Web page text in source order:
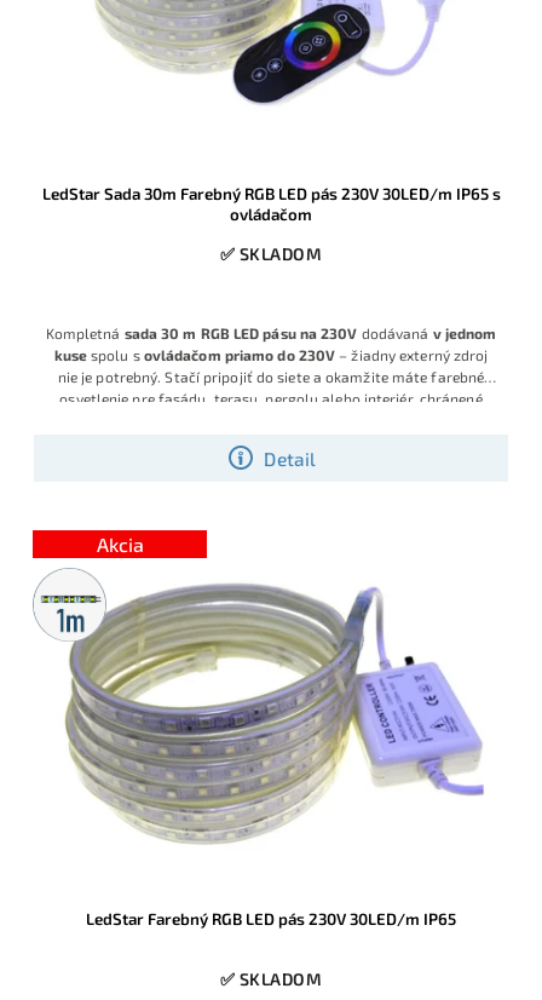
LedStar Sada 30m Farebný RGB LED pás 230V 30LED/m IP65 s
ovládačom
✅ SKLADOM
Detail
Kompletná sada 30 m RGB LED pásu na 230V dodávaná v jednom
kusespolu s ovládačom priamo do 230V – žiadny externý zdroj
nie je potrebný. Stačí pripojiť do siete a okamžite máte farebné
osvetlenie pre fasádu, terasu, pergolu alebo interiér, chránené
Akcia
Metrážny
predaj
LedStar Farebný RGB LED pás 230V 30LED/m IP65
✅ SKLADOM